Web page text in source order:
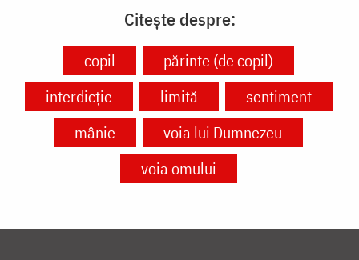
Citește despre:
copil
părinte (de copil)
interdicție
limită
sentiment
mânie
voia lui Dumnezeu
voia omului